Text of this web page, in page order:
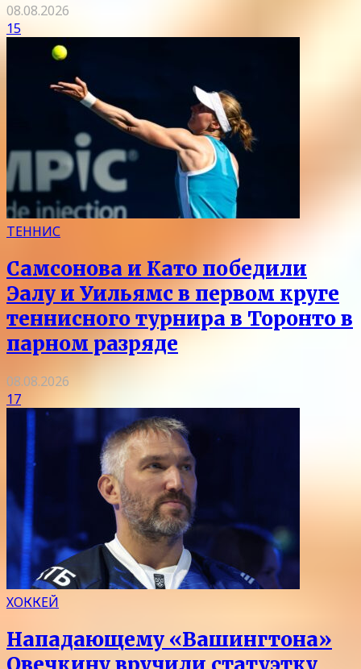
08.08.2026
15
ТЕННИС
Самсонова и Като победили
Эалу и Уильямс в первом круге
теннисного турнира в Торонто в
парном разряде
08.08.2026
17
ХОККЕЙ
Нападающему «Вашингтона»